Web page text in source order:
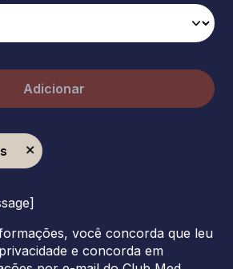
Adicionar
você concorda que leu
e concorda em